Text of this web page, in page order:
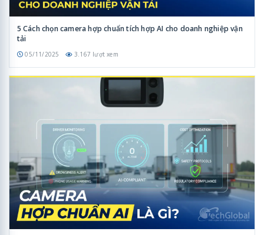
5 Cách chọn camera hợp chuẩn tích hợp AI cho doanh nghiệp vận
tải
05/11/2025 3.167 lượt xem